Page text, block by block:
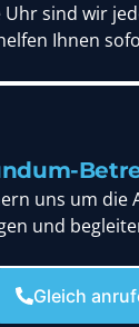
Uhr sind wir
Ihnen
uns um die
und
Gleich